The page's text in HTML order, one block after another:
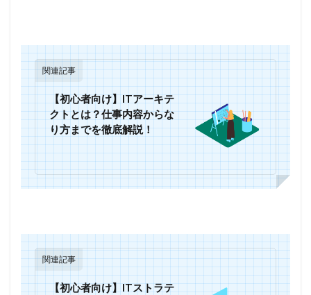
関連記事
【初心者向け】ITアーキテ
クトとは？仕事内容からな
り方までを徹底解説！
関連記事
【初心者向け】ITストラテ